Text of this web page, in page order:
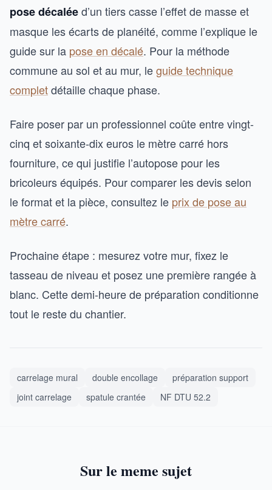
pose décaléed’un tiers casse l’effet de masse et
masque les écarts de planéité, comme l’explique le
guide sur la pose en décalé. Pour la méthode
commune au sol et au mur, leguide technique
completdétaille chaque phase.
Faire poser par un professionnel coûte entre vingt-
cinq et soixante-dix euros le mètre carré hors
fourniture, ce qui justifie l’autopose pour les
bricoleurs équipés. Pour comparer les devis selon
le format et la pièce, consultez le prix de pose au
mètre carré.
Prochaine étape : mesurez votre mur, fixez le
tasseau de niveau et posez une première rangée à
blanc. Cette demi-heure de préparation conditionne
tout le reste du chantier.
carrelage mural double encollage
préparation support
joint carrelage
spatule crantée NF DTU 52.2
Sur le meme sujet